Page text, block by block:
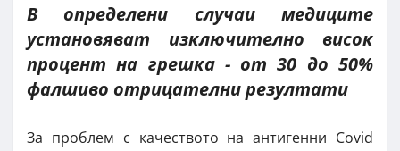
В определени случаи медиците
установяват изключително висок
процент на грешка - от 30 до 50%
фалшиво отрицателни резултати
За проблем с качеството на антигенни Covid